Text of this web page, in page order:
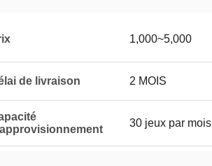
1,000~5,000
de livraison 2 MOIS
30 jeux par mois